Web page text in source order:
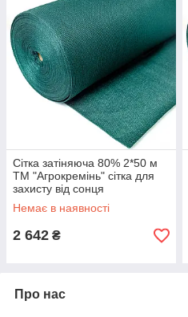
Сітка затіняюча 80% 2*50 м
ТМ "Агрокремінь" сітка для
захисту від сонця
Немає в наявності
2 642 ₴
Про нас